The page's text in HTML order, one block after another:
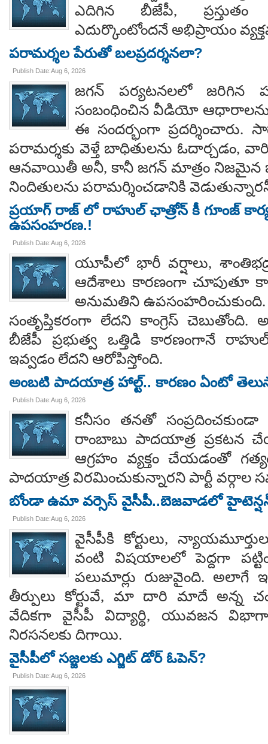
ఎదిగిన బీజేపీ, ప్రస్తుతం
ఎదుర్కొంటోందనే అభిప్రాయం
పరామర్శల పేరుతో బలప్రదర్శనలా?
Publish Date:Aug 6, 2026
జగన్ పర్యటనలలో జరిగిన
సంబంధించిన వీడియో
ఈ సందర్భంగా
పరామర్శకు వెళ్తే బాధితులను ఓదార్చడం,
ఆనవాయితీ అనీ, కానీ జగన్ మాత్రం నిజమైన
నిందితులను పరామర్శించడానికి
ప్రయాగ్ రాజ్ లో రాహుల్ ఛాత్రోన్ కీ గూంజ్
ఉపసంహరణ.!
Publish Date:Aug 6, 2026
యూపీలో భారీ వర్షాలు,
ఆదేశాలు కారణంగా చూపుతూ
అనుమతిని
సంతృప్తికరంగా లేదని కాంగ్రెస్ చెబుతోంది.
బీజేపీ ప్రభుత్వ ఒత్తిడి కారణంగానే
ఇవ్వడం లేదని ఆరోపిస్తోంది.
అంబటి పాదయాత్ర హాల్ట్.. కారణం ఏంటో
Publish Date:Aug 6, 2026
కనీసం తనతో సంప్రదించకుండా
రాంబాబు పాదయాత్ర ప్రకటన
ఆగ్రహం వ్యక్తం చేయడంతో
పాదయాత్ర విరమించుకున్నారని పార్టీ వర్గాల
బోండా ఉమా వర్సెస్ వైసీపీ..బెజవాడలో
Publish Date:Aug 6, 2026
వైసీపీకి కోర్టులు,
వంటి విషయాలలో పెద్దగా
పలుమార్లు రుజువైంది. అలాగే
తీర్పులు కోర్టువే, మా దారి మాదే అన్న
వేదికగా వైసీపీ విద్యార్థి, యువజన
నిరసనలకు దిగాయి.
వైసీపీలో సజ్జలకు ఎగ్జిట్ డోర్ ఓపెన్?
Publish Date:Aug 6, 2026